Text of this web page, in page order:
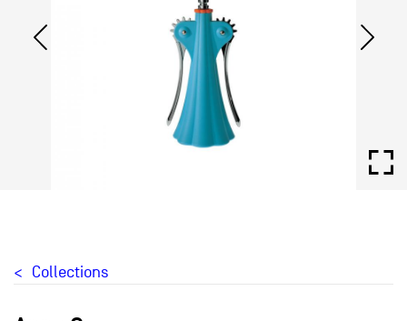
Collections